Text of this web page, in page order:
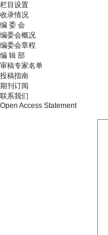
栏目设置
收录情况
编 委 会
编委会概况
编委会章程
编 辑 部
审稿专家名单
投稿指南
期刊订阅
联系我们
Open Access Statement